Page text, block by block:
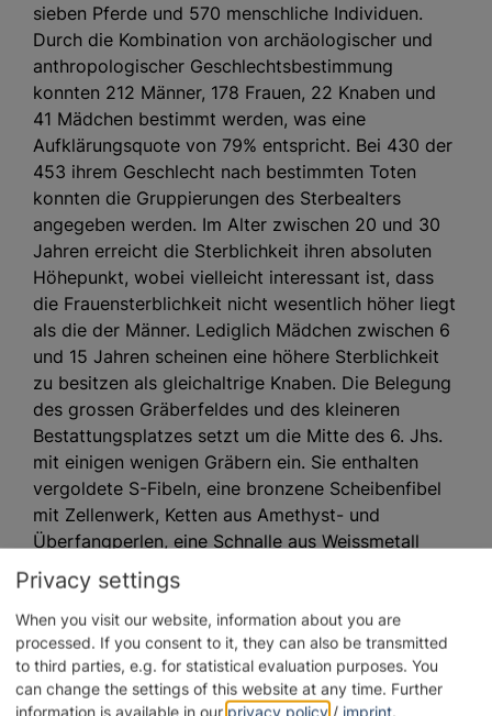
sieben Pferde und 570 menschliche Individuen.
Durch die Kombination von archäologischer und
anthropologischer Geschlechtsbestimmung
konnten 212 Männer, 178 Frauen, 22 Knaben und
41 Mädchen bestimmt werden, was eine
Aufklärungsquote von 79% entspricht. Bei 430 der
453 ihrem Geschlecht nach bestimmten Toten
konnten die Gruppierungen des Sterbealters
angegeben werden. Im Alter zwischen 20 und 30
Jahren erreicht die Sterblichkeit ihren absoluten
Höhepunkt, wobei vielleicht interessant ist, dass
die Frauensterblichkeit nicht wesentlich höher liegt
als die der Männer. Lediglich Mädchen zwischen 6
und 15 Jahren scheinen eine höhere Sterblichkeit
zu besitzen als gleichaltrige Knaben. Die Belegung
des grossen Gräberfeldes und des kleineren
Bestattungsplatzes setzt um die Mitte des 6. Jhs.
mit einigen wenigen Gräbern ein. Sie enthalten
vergoldete S-Fibeln, eine bronzene Scheibenfibel
mit Zellenwerk, Ketten aus Amethyst- und
Überfangperlen, eine Schnalle aus Weissmetall
bzw. eine bronzene Schilddornschnalle sowie einen
Sturzbecher mit konischer Wand. Im Gegensatz zu
diesen und anderen reich ausgestatteten
Männergräbern sind die entsprechenden
Frauengräber nur bescheiden mit Beigaben
versehen, dabei dominierent der Perlen- und
Privacy settings
When you visit our website, information about you are
processed. If you consent to it, they can also be transmitted
to third parties, e.g. for statistical evaluation purposes. You
can change the settings of this website at any time. Further
information is available in our privacy policy / imprint.